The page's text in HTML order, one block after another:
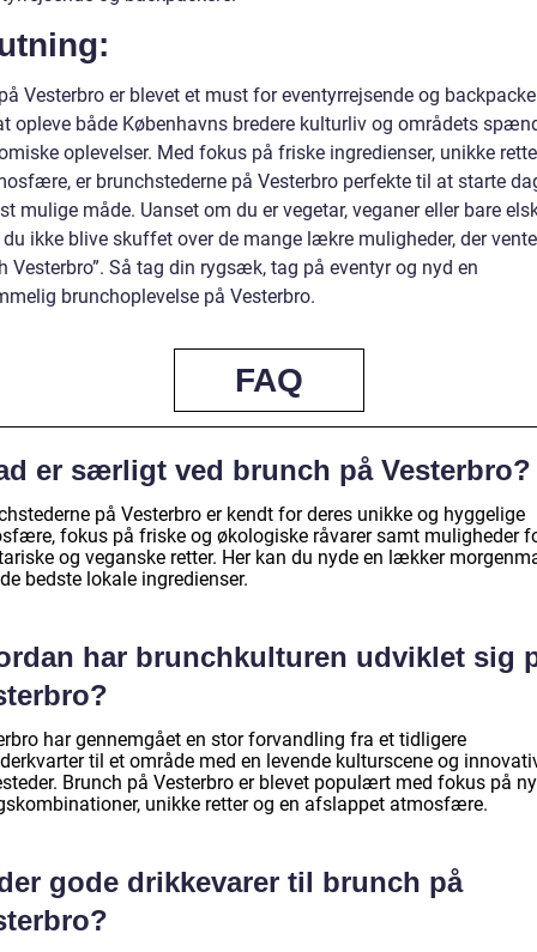
Vesterbro er blevet et must for eventyrrejsende og
opleve både Københavns bredere kulturliv og områdets
oplevelser. Med fokus på friske ingredienser, unikke
er brunchstederne på Vesterbro perfekte til at starte
mulige måde. Uanset om du er vegetar, veganer eller bare
ikke blive skuffet over de mange lækre muligheder, der
Vesterbro”. Så tag din rygsæk, tag på eventyr og nyd en
brunchoplevelse på Vesterbro.
FAQ
er særligt ved brunch på Vesterbro?
på Vesterbro er kendt for deres unikke og hyggelige
fokus på friske og økologiske råvarer samt muligheder
og veganske retter. Her kan du nyde en lækker
bedste lokale ingredienser.
har brunchkulturen udviklet sig
har gennemgået en stor forvandling fra et tidligere
til et område med en levende kulturscene og
Brunch på Vesterbro er blevet populært med fokus på
unikke retter og en afslappet atmosfære.
gode drikkevarer til brunch på